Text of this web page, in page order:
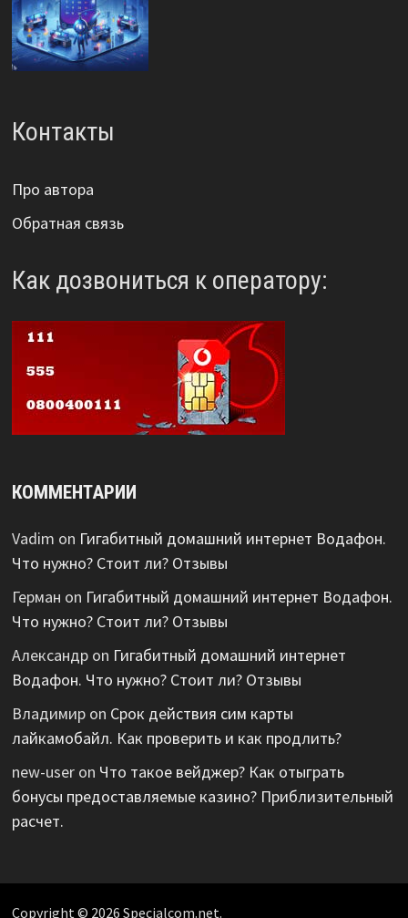
Контакты
Про автора
Обратная связь
Как дозвониться к оператору:
КОММЕНТАРИИ
Vadim on Гигабитный домашний интернет Водафон.
Что нужно? Стоит ли? Отзывы
Герман on Гигабитный домашний интернет Водафон.
Что нужно? Стоит ли? Отзывы
Александрon Гигабитный домашний интернет
Водафон. Что нужно? Стоит ли? Отзывы
Владимирon Срок действия сим карты
лайкамобайл. Как проверить и как продлить?
new-useron Что такое вейджер? Как отыграть
бонусы предоставляемые казино? Приблизительный
расчет.
Copyright © 2026 Specialcom.net.